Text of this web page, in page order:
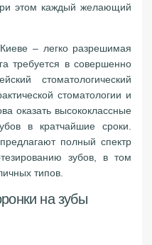
этом каждый желающий
– легко разрешимая
требуется в совершенно
стоматологический
стоматологии и
оказать высококлассные
в кратчайшие сроки.
полный спектр
зубов, в том
типов.
на зубы